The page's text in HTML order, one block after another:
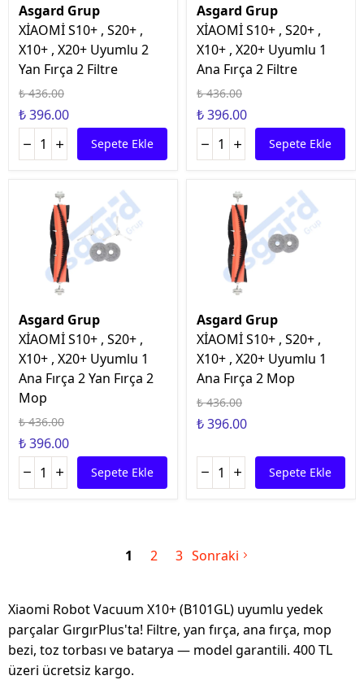
Asgard Grup
XİAOMİ S10+ , S20+ ,
X10+ , X20+ Uyumlu 2
Yan Fırça 2 Filtre
₺ 436.00
₺ 396.00
Sepete Ekle
Asgard Grup
XİAOMİ S10+ , S20+ ,
X10+ , X20+ Uyumlu 1
Ana Fırça 2 Filtre
₺ 436.00
₺ 396.00
Sepete Ekle
Asgard Grup
XİAOMİ S10+ , S20+ ,
X10+ , X20+ Uyumlu 1
Ana Fırça 2 Yan Fırça 2
Mop
₺ 436.00
₺ 396.00
Sepete Ekle
Asgard Grup
XİAOMİ S10+ , S20+ ,
X10+ , X20+ Uyumlu 1
Ana Fırça 2 Mop
₺ 436.00
₺ 396.00
Sepete Ekle
1 2 3 Sonraki
Xiaomi Robot Vacuum X10+ (B101GL) uyumlu yedek
parçalar GırgırPlus'ta! Filtre, yan fırça, ana fırça, mop
bezi, toz torbası ve batarya — model garantili. 400 TL
üzeri ücretsiz kargo.